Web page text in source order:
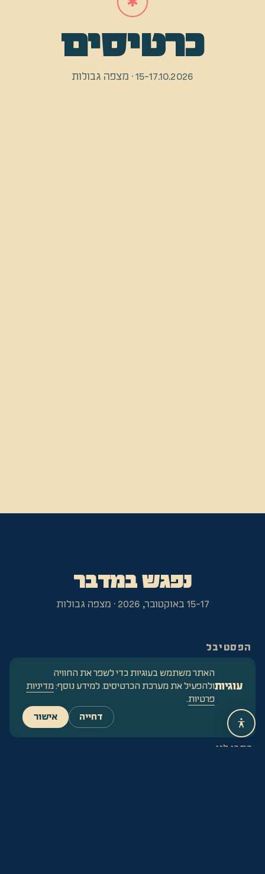
כרטיסים
15-17.10.2026
· מצפה גבולות
נפגש במדבר
15-17 באוקטובר, 2026 · מצפה גבולות
הפסטיבל
מפה
קשר
כתבו לנו
עוגיות
האתר משתמש בעוגיות כדי לשפר את החוויה
ולהפעיל את מערכת הכרטיסים. למידע נוסף:מדיניות
פרטיות.
דחייה
אישור